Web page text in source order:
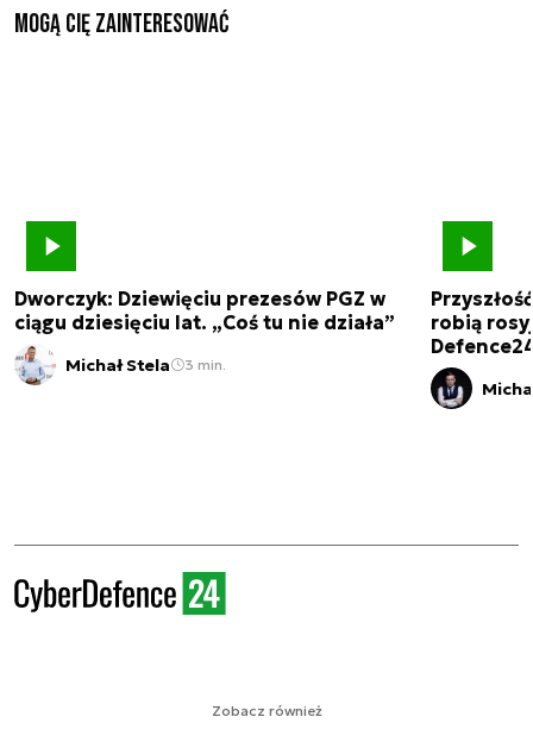
Mogą Cię zainteresować
Dworczyk: Dziewięciu prezesów PGZ w
ciągu dziesięciu lat. „Coś tu nie działa”
Michał Stela 3 min.
robią
Zobacz również